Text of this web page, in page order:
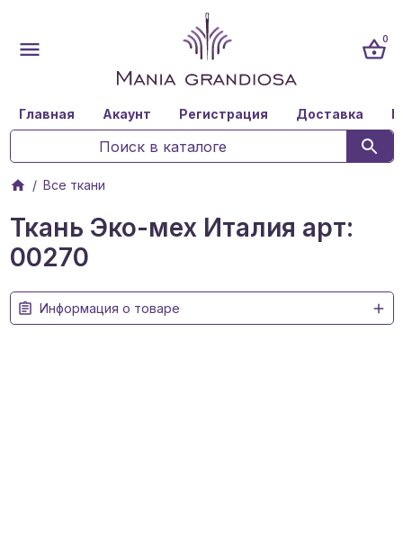
0
Главная Акаунт Регистрация Доставка
Все ткани
Ткань Эко-мех Италия арт:
00270
Информация о товаре